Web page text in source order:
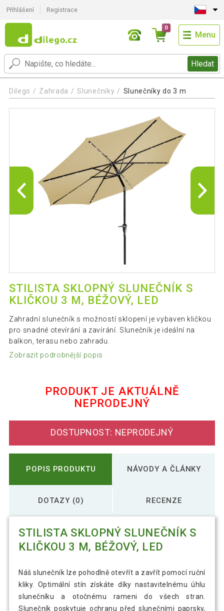
Přihlášení Registrace
Hledat
0
Menu
Dilego Zahrada Slunečníky Slunečníky do 3 m
STILISTA SKLOPNÝ SLUNEČNÍK S
KLIČKOU 3 M, BÉŽOVÝ, LED
Zahradní slunečník s možností sklopení je vybaven kličkou
pro snadné otevírání a zavírání. Slunečník je ideální na
balkon, terasu nebo zahradu.
Zobrazit podrobnější popis
PRODUKT JE AKTUÁLNĚ
NEPRODEJNÝ
DOSTUPNOST: NEPRODEJNÝ
POPIS PRODUKTU NÁVODY A ČLÁNKY
DOTAZY (0) RECENZE
STILISTA SKLOPNÝ SLUNEČNÍK S
KLIČKOU 3 M, BÉŽOVÝ, LED
Náš slunečník lze pohodlně otevřít a zavřít pomocí ruční
kliky. Optimální stín získáte díky nastavitelnému úhlu
slunečníku a otočnému rameni do všech stran.
Slunečník poskytuje ochranu před slunečními paprsky,